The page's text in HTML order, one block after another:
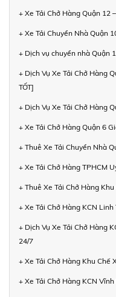
+ Xe Tải Chở Hàng Quận 12
+ Xe Tải Chuyển Nhà Quận
+ Dịch vụ chuyển nhà Quận
+ Dịch Vụ Xe Tải Chở Hàng
TỐT]
+ Dịch Vụ Xe Tải Chở Hàng
+ Xe Tải Chở Hàng Quận 6
+ Thuê Xe Tải Chuyển Nhà
+ Xe Tải Chở Hàng TPHCM
+ Thuê Xe Tải Chở Hàng
+ Xe Tải Chở Hàng KCN
+ Dịch Vụ Xe Tải Chở Hàng
24/7
+ Xe Tải Chở Hàng Khu Chế
+ Xe Tải Chở Hàng KCN